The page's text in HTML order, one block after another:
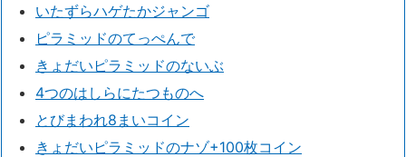
いたずらハゲたかジャンゴ
ピラミッドのてっぺんで
きょだいピラミッドのないぶ
4つのはしらにたつものへ
とびまわれ8まいコイン
きょだいピラミッドのナゾ+100枚コイン